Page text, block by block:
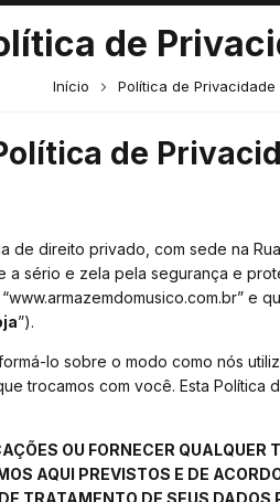
de
Início Política de Privacidade
de
de direito privado, com sede na
a sério e zela pela segurança e
e
”).
lo sobre o modo como nós
trocamos com você. Esta
OU FORNECER QUALQUER
AQUI PREVISTOS E DE
TRATAMENTO DE SEUS